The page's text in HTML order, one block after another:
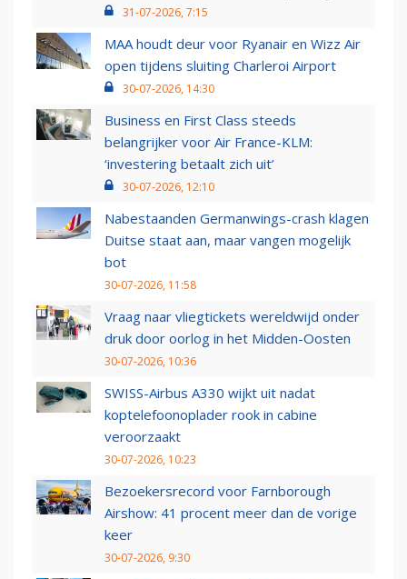
31-07-2026, 7:15
MAA houdt deur voor Ryanair en Wizz Air
open tijdens sluiting Charleroi Airport
30-07-2026, 14:30
Business en First Class steeds
belangrijker voor Air France-KLM:
‘investering betaalt zich uit’
30-07-2026, 12:10
Nabestaanden Germanwings-crash klagen
Duitse staat aan, maar vangen mogelijk
bot
30-07-2026, 11:58
Vraag naar vliegtickets wereldwijd onder
druk door oorlog in het Midden-Oosten
30-07-2026, 10:36
SWISS-Airbus A330 wijkt uit nadat
koptelefoonoplader rook in cabine
veroorzaakt
30-07-2026, 10:23
Bezoekersrecord voor Farnborough
Airshow: 41 procent meer dan de vorige
keer
30-07-2026, 9:30